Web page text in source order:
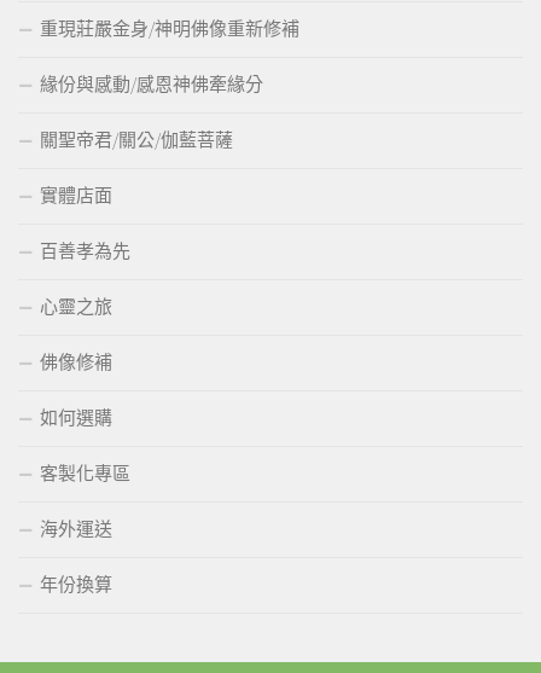
重現莊嚴金身/神明佛像重新修補
緣份與感動/感恩神佛牽緣分
關聖帝君/關公/伽藍菩薩
實體店面
百善孝為先
心靈之旅
佛像修補
如何選購
客製化專區
海外運送
年份換算